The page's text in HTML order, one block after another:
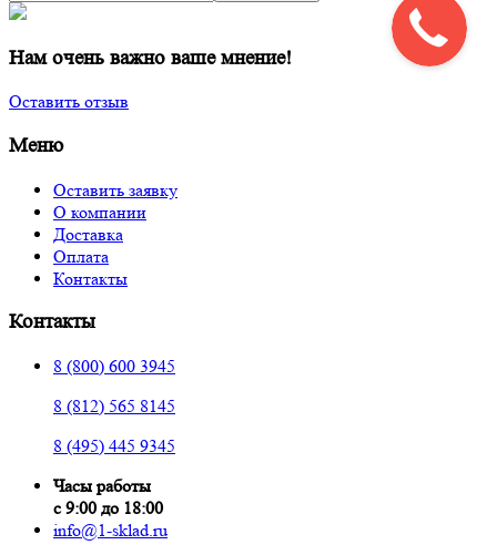
Нам очень важно ваше мнение!
Оставить отзыв
Меню
Оставить заявку
О компании
Доставка
Оплата
Контакты
Контакты
8 (800) 600 3945
8 (812) 565 8145
8 (495) 445 9345
Часы работы
с 9:00 до 18:00
info@1-sklad.ru